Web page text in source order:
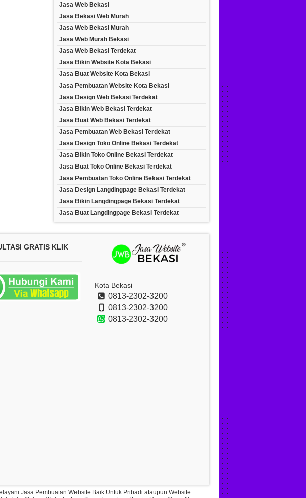
Jasa Web Bekasi
Jasa Bekasi Web Murah
Jasa Web Bekasi Murah
Jasa Web Murah Bekasi
Jasa Web Bekasi Terdekat
Jasa Bikin Website Kota Bekasi
Jasa Buat Website Kota Bekasi
Jasa Pembuatan Website Kota Bekasi
Jasa Design Web Bekasi Terdekat
Jasa Bikin Web Bekasi Terdekat
Jasa Buat Web Bekasi Terdekat
Jasa Pembuatan Web Bekasi Terdekat
Jasa Design Toko Online Bekasi Terdekat
Jasa Bikin Toko Online Bekasi Terdekat
Jasa Buat Toko Online Bekasi Terdekat
Jasa Pembuatan Toko Online Bekasi Terdekat
Jasa Design Langdingpage Bekasi Terdekat
Jasa Bikin Langdingpage Bekasi Terdekat
Jasa Buat Langdingpage Bekasi Terdekat
GRATIS KLIK
Kota Bekasi
0813-2302-3200
0813-2302-3200
0813-2302-3200
Jasa Pembuatan Website Baik Untuk Pribadi ataupun Website